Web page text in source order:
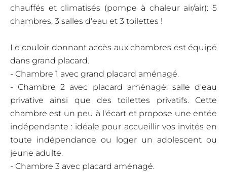
chauffés et climatisés (pompe à chaleur air/air): 5
chambres, 3 salles d'eau et 3 toilettes !
Le couloir donnant accès aux chambres est équipé
dans grand placard.
- Chambre 1 avec grand placard aménagé.
- Chambre 2 avec placard aménagé: salle d'eau
privative ainsi que des toilettes privatifs. Cette
chambre est un peu à l'écart et propose une entée
indépendante : idéale pour accueillir vos invités en
toute indépendance ou loger un adolescent ou
jeune adulte.
- Chambre 3 avec placard aménagé.